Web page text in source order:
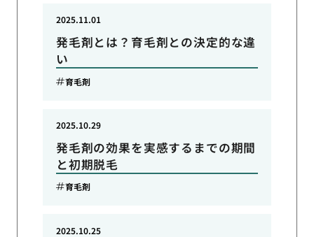
発毛剤とは？育毛剤との決定的な違
い
2025.11.01
育毛剤
発毛剤の効果を実感するまでの期間
と初期脱毛
2025.10.29
育毛剤
2025.10.25